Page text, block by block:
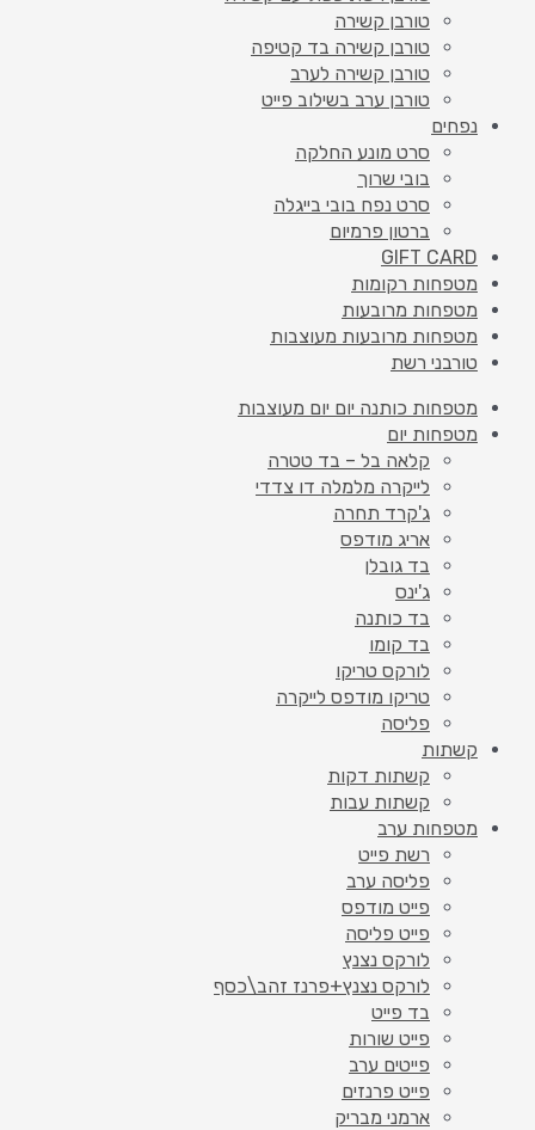
טורבן קשירה
טורבן קשירה בד קטיפה
טורבן קשירה לערב
טורבן ערב בשילוב פייט
נפחים
סרט מונע החלקה
בובי שרוך
סרט נפח בובי בייגלה
ברטון פרמיום
GIFT CARD
מטפחות רקומות
מטפחות מרובעות
מטפחות מרובעות מעוצבות
טורבני רשת
מטפחות כותנה יום יום מעוצבות
מטפחות יום
קלאה בל – בד טטרה
לייקרה מלמלה דו צדדי
ג'קרד תחרה
אריג מודפס
בד גובלן
ג'ינס
בד כותנה
בד קומו
לורקס טריקו
טריקו מודפס לייקרה
פליסה
קשתות
קשתות דקות
קשתות עבות
מטפחות ערב
רשת פייט
פליסה ערב
פייט מודפס
פייט פליסה
לורקס נצנץ
לורקס נצנץ+פרנז זהב\כסף
בד פייט
פייט שורות
פייטים ערב
פייט פרנזים
ארמני מבריק